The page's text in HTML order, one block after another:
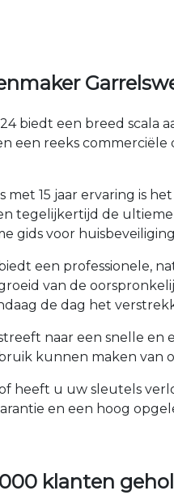
biedt een breed
een reeks
15 jaar ervaring is
tegelijkertijd de
gids voor
een professionele,
van de
de dag het
naar een snelle
kunnen maken van
heeft u uw sleutels
en een hoog
klanten